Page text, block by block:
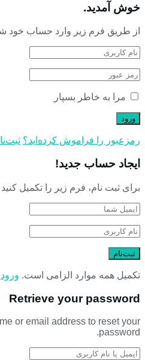
خوش آمدید.
از طریق فرم زیر وارد حساب خود
مرا به خاطر بسپار
رمز‌عبور را فراموش کرده‌اید؟
ایجاد حساب جدید!
برای ثبت نام، فرم زیر را تکمیل کنید
تکمیل همه موارد الزامی است. ورود
Retrieve your password
or email address to reset your
password.